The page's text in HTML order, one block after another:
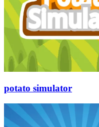
potato simulator